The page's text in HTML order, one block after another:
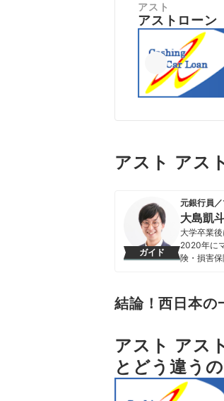
アスト
アストローン
アスト アス
ガイド
元銀行員
大島凱
大学卒業
2020年に
険・損害
結論！西日本の
アスト アス
とどう違う